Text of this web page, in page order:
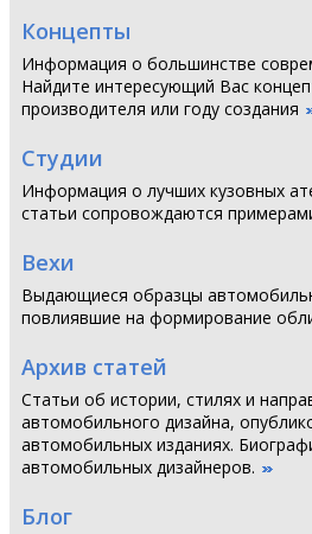
Концепты
Информация о большинстве
Найдите интересующий Вас
производителя или году создания
Студии
Информация о лучших кузовных
статьи сопровождаются
Вехи
Выдающиеся образцы
повлиявшие на формирование
Архив статей
Статьи об истории, стилях и
автомобильного дизайна,
автомобильных изданиях.
автомобильных дизайнеров.
Блог